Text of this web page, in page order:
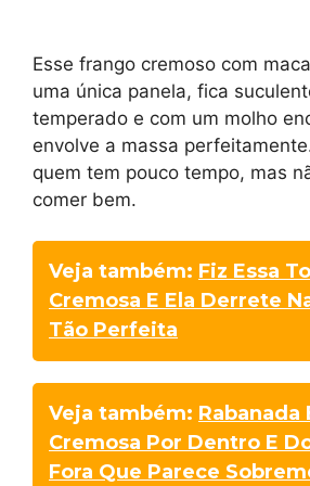
Esse frango cremoso com
uma única panela, fica
temperado e com um molho
envolve a massa
quem tem pouco tempo, mas
comer bem.
Veja também: Fiz Essa
Cremosa E Ela Derrete
Tão Perfeita
Veja também: Rabanada
Cremosa Por Dentro E
Fora Que Parece